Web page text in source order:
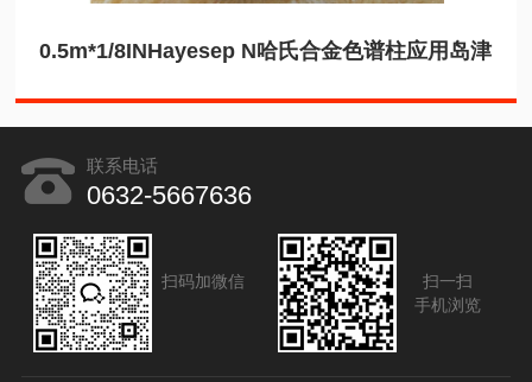
0.5m*1/8INHayesep N哈氏合金色谱柱应用岛津
联系电话
0632-5667636
扫码加微信
扫一扫
手机浏览